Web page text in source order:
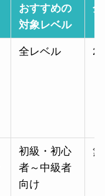
おすすめの
対象レベル
全レベル
初級・初心
者～中級者
向け